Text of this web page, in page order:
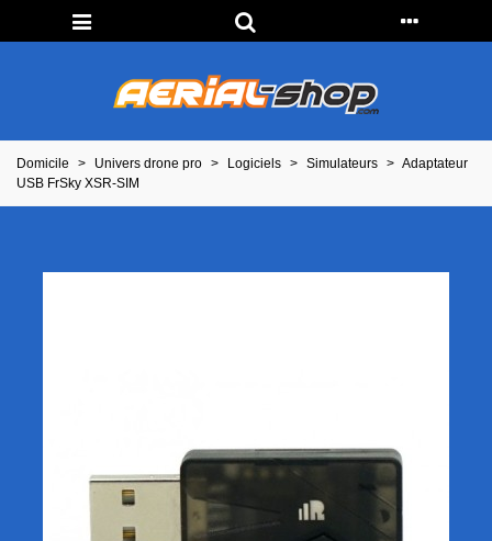
Domicile > Univers drone pro > Logiciels > Simulateurs > Adaptateur
USB FrSky XSR-SIM